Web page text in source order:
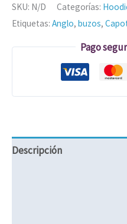
SKU: N/D Categorías:
Etiquetas: Anglo, buzos,
Pago
Descripción